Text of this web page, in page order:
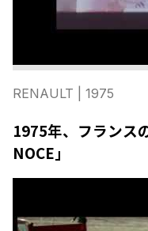
RENAULT | 1975
1975年、フランス
NOCE」